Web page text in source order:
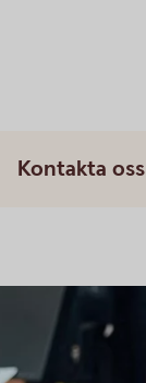
Kontakta oss